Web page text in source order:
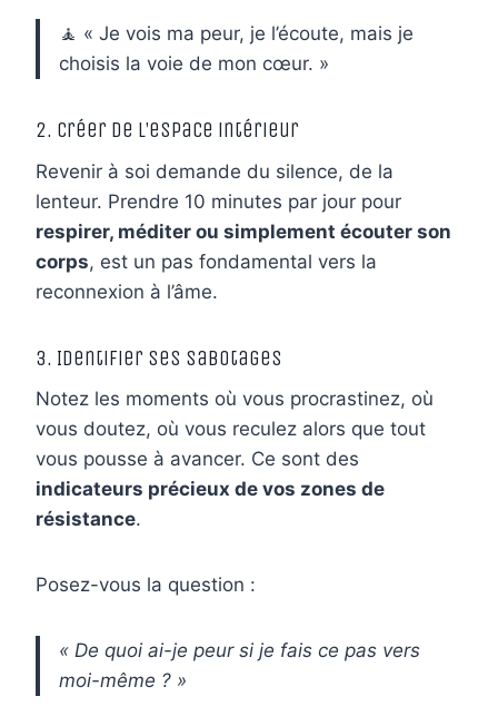
🧘 « Je vois ma peur, je l’écoute, mais je
choisis la voie de mon cœur. »
2. Créer de l’espace intérieur
Revenir à soi demande du silence, de la
lenteur. Prendre 10 minutes par jour pour
respirer, méditer ou simplement écouter son
corps, est un pas fondamental vers la
reconnexion à l’âme.
3. Identifier ses sabotages
Notez les moments où vous procrastinez, où
vous doutez, où vous reculez alors que tout
vous pousse à avancer. Ce sont des
indicateurs précieux de vos zones de
résistance.
Posez-vous la question :
« De quoi ai-je peur si je fais ce pas vers
moi-même ? »